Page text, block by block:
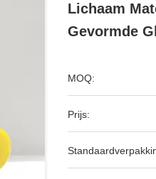
Lichaam
Gevormde
MOQ:
Prijs: